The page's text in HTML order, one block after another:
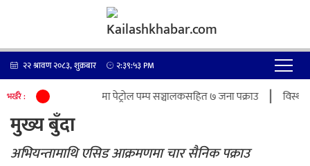
२२ श्रावण २०८३, शुक्रबार २:३९:५३PM
भर्खरै : पदार्थ चोरी प्रकरणमा पेट्रोल पम्प सञ्चालकसहित ७ जना पक्राउ
मुख्य बुँदा
अभियन्तामाथि एसिड आक्रमणमा चार सैनिक पक्राउ